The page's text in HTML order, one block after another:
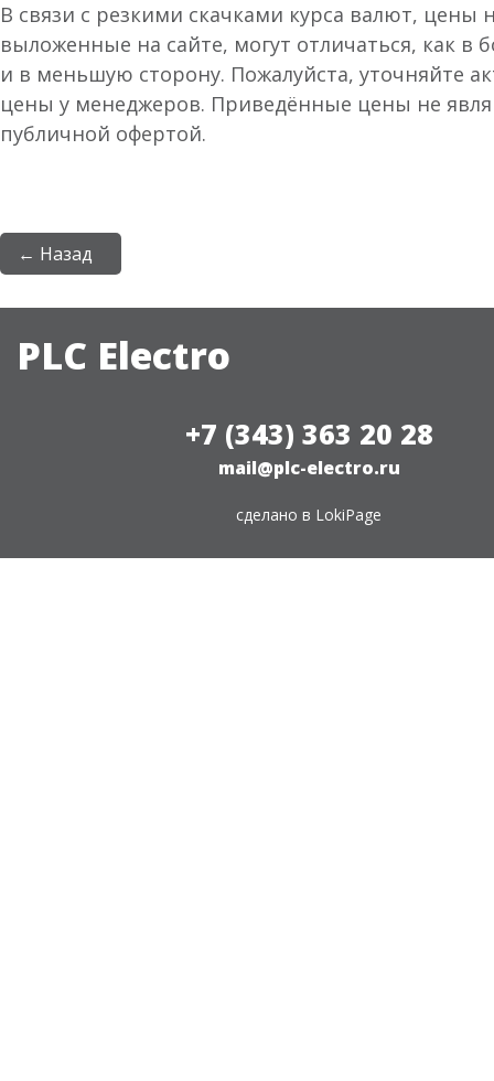
В связи с резкими скачками курса валют, цены
выложенные на сайте, могут отличаться, как в
и в меньшую сторону. Пожалуйста, уточняйте
цены у менеджеров. Приведённые цены не
публичной офертой.
← Назад
PLC Electro
+7 (343) 363 20 28
mail@plc-electro.ru
сделано в LokiPage